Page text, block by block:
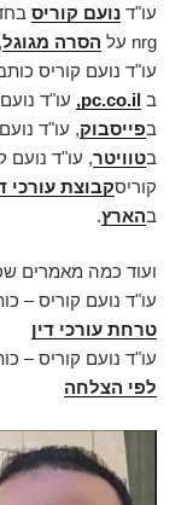
עו"ד נועם קוריס
nrg על
הסרה מגוגל
עו"ד נועם קוריס
ב pc.co.il, עו"ד
בפייסבוק, עו"ד
בטוויטר, עו"ד נועם
קוריסקבוצת עורכי
בהארץ.
ועוד כמה מאמרים
עו"ד נועם קוריס –
טרחת עורכי דין
עו"ד נועם קוריס –
לפי הצלחה